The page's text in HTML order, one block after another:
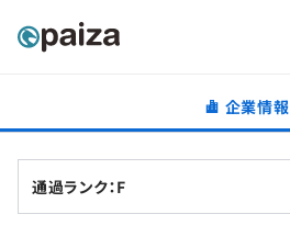
新卒就活
企業情報
通過ランク：F